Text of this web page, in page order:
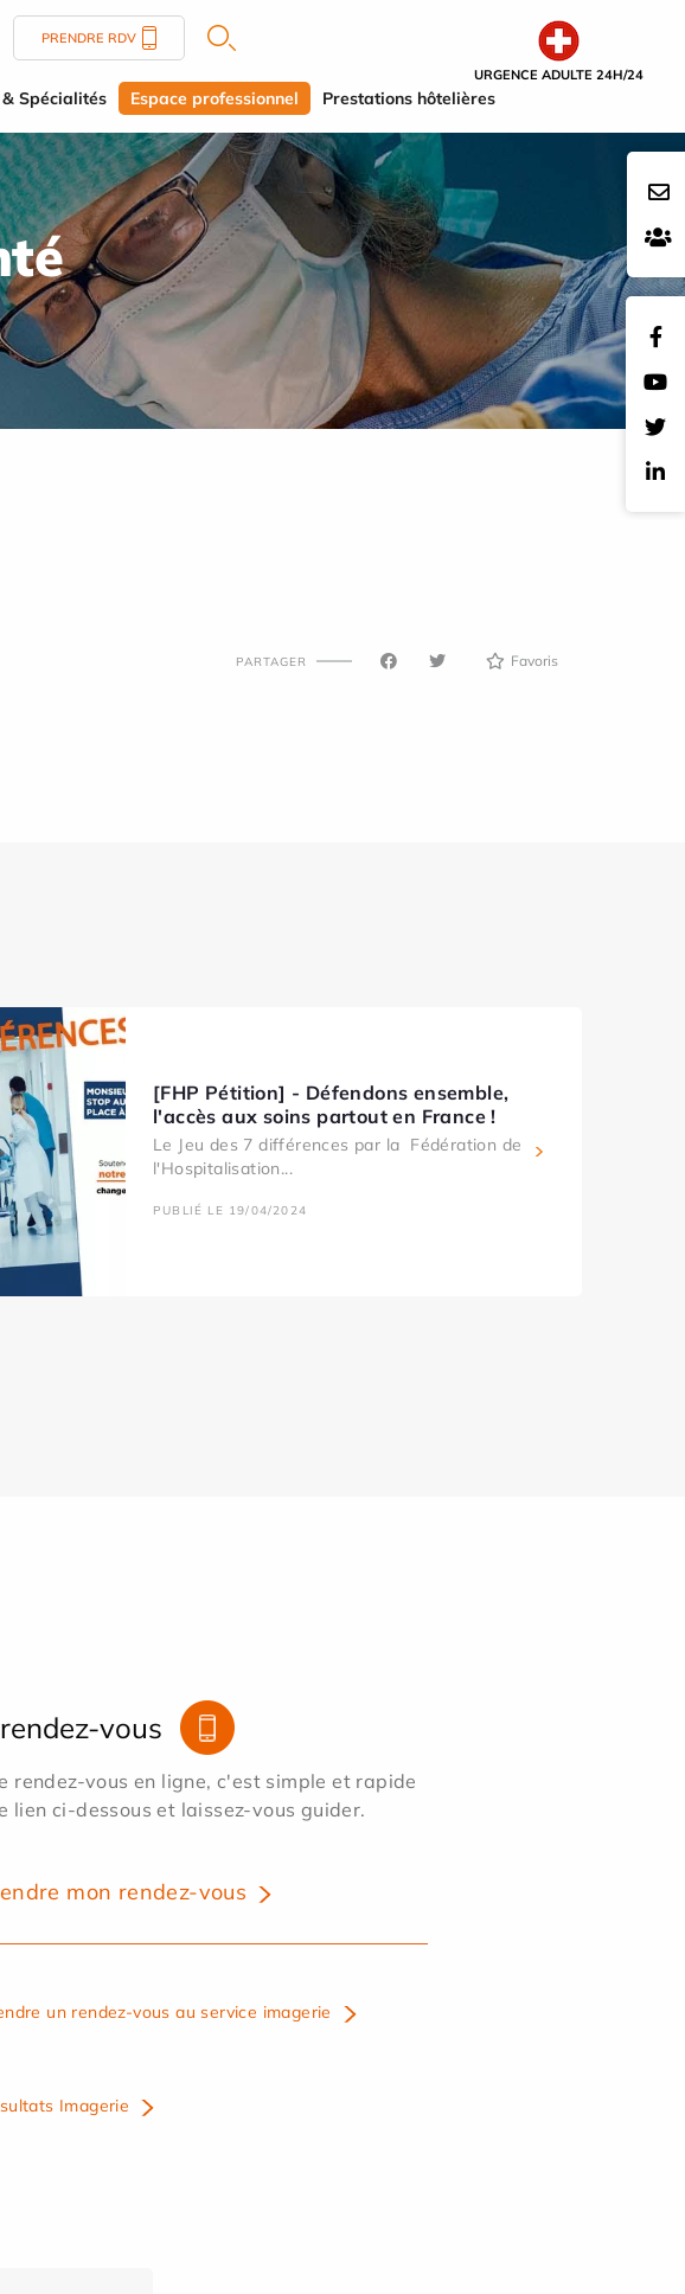
URGENCE ADULTE 24H/24
PRENDRE RDV
Spécialités Espace professionnel Prestations hôtelières
PARTAGER Favoris
[FHP Pétition] - Défendons ensemble,
l'accès aux soins partout en France !
Le Jeu des 7 différences par la Fédération de
l'Hospitalisation...
PUBLIÉ LE 19/04/2024
vous
rendez-vous en ligne, c'est simple et rapide
lien ci-dessous et laissez-vous guider.
mon rendez-vous
un rendez-vous au service imagerie
Imagerie